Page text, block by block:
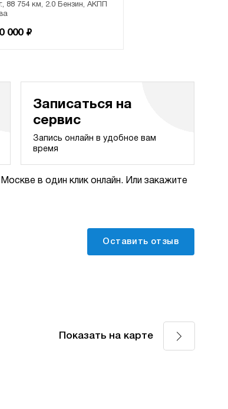
88 754 км, 2.0 Бензин, АКПП
000 ₽
Записаться на
сервис
Запись онлайн в удобное вам
время
в один клик онлайн. Или закажите
Оставить отзыв
Показать на карте